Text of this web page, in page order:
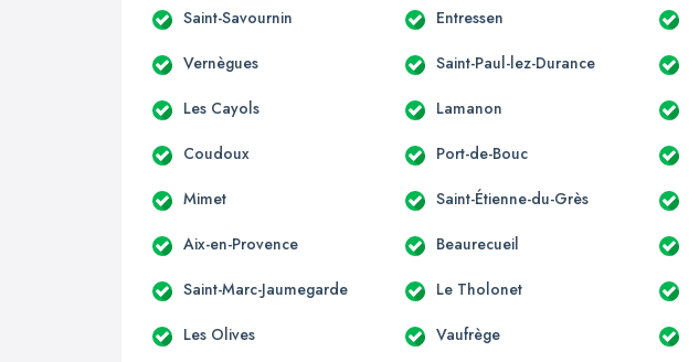
Saint-Savournin Entressen
Vernègues Saint-Paul-lez-Durance
Les Cayols Lamanon
Coudoux Port-de-Bouc
Mimet Saint-Étienne-du-Grès
Aix-en-Provence Beaurecueil
Saint-Marc-Jaumegarde Le Tholonet
Les Olives Vaufrège